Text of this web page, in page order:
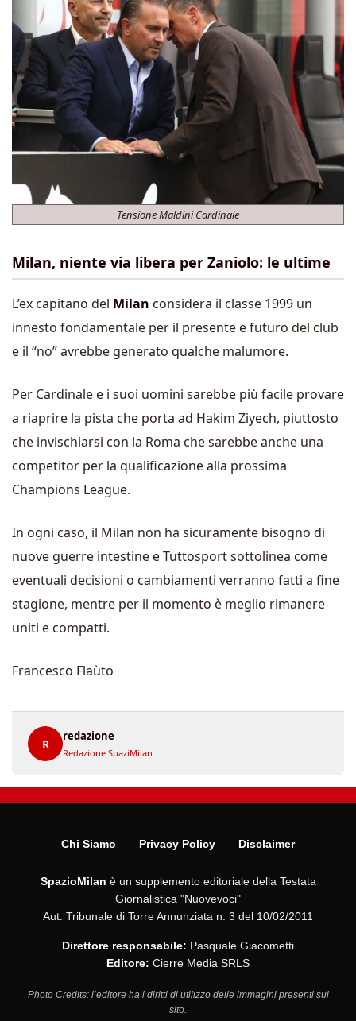
Tensione Maldini Cardinale
Milan, niente via libera per Zaniolo: le ultime
L’ex capitano del Milan considera il classe 1999 un
innesto fondamentale per il presente e futuro del club
e il “no” avrebbe generato qualche malumore.
Per Cardinale e i suoi uomini sarebbe più facile provare
a riaprire la pista che porta ad Hakim Ziyech, piuttosto
che invischiarsi con la Roma che sarebbe anche una
competitor per la qualificazione alla prossima
Champions League.
In ogni caso, il Milan non ha sicuramente bisogno di
nuove guerre intestine e Tuttosport sottolinea come
eventuali decisioni o cambiamenti verranno fatti a fine
stagione, mentre per il momento è meglio rimanere
uniti e compatti.
Francesco Flaùto
R
redazione
Redazione SpaziMilan
Chi Siamo Privacy Policy Disclaimer
SpazioMilan è un supplemento editoriale della Testata
Giornalistica "Nuovevoci"
Aut. Tribunale di Torre Annunziata n. 3 del 10/02/2011
Direttore responsabile: Pasquale Giacometti
Editore: Cierre Media SRLS
Photo Credits: l’editore ha i diritti di utilizzo delle immagini presenti sul
sito.